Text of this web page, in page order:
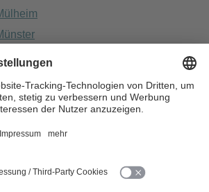
KARRIERE
IMPRESSUM